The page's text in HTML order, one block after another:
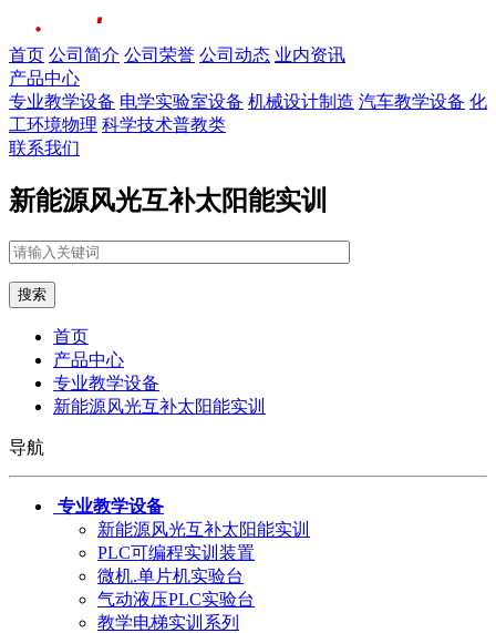
首页 公司简介 公司荣誉 公司动态 业内资讯
产品中心
专业教学设备 电学实验室设备 机械设计制造 汽车教学设备 化
工环境物理 科学技术普教类
联系我们
新能源风光互补太阳能实训
搜索
首页
产品中心
专业教学设备
新能源风光互补太阳能实训
导航
专业教学设备
新能源风光互补太阳能实训
PLC可编程实训装置
微机.单片机实验台
气动液压PLC实验台
教学电梯实训系列